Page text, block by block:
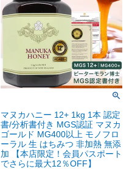
マヌカハニー 12+ 1kg 1本 認定
書/分析書付き MGS認証 マヌカ
ゴールド MG400以上 モノフロ
ーラル 生 はちみつ 非加熱 無添
加 【本店限定！会員パスポート
でさらに最大12％OFF】